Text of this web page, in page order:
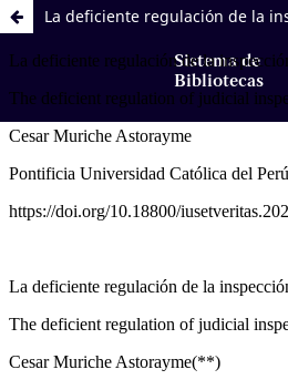
Sistema de
Bibliotecas
La deficiente regulación de la